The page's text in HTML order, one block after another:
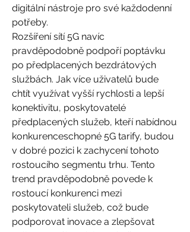
digitální nástroje pro své každodenní
potřeby.
Rozšíření sítí 5G navíc
pravděpodobně podpoří poptávku
po předplacených bezdrátových
službách. Jak více uživatelů bude
chtít využívat vyšší rychlosti a lepší
konektivitu, poskytovatelé
předplacených služeb, kteří nabídnou
konkurenceschopné 5G tarify, budou
v dobré pozici k zachycení tohoto
rostoucího segmentu trhu. Tento
trend pravděpodobně povede k
rostoucí konkurenci mezi
poskytovateli služeb, což bude
podporovat inovace a zlepšovat